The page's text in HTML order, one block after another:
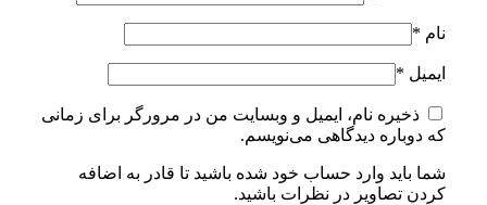
نام *
ایمیل *
ذخیره نام، ایمیل و وبسایت من در مرورگر برای زمانی
که دوباره دیدگاهی می‌نویسم.
شما باید وارد حساب خود شده باشید تا قادر به اضافه
کردن تصاویر در نظرات باشید.